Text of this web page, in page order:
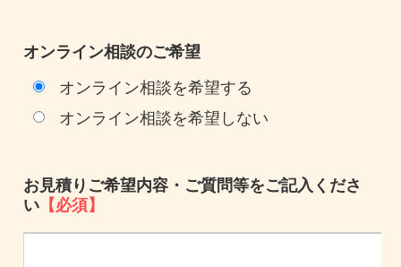
オンライン相談のご希望
オンライン相談を希望する
オンライン相談を希望しない
お見積りご希望内容・ご質問等をご記入くださ
い 【必須】